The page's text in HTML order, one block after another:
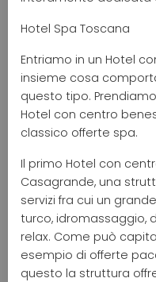
Hotel Spa Toscana
Entriamo in un Hotel
insieme cosa
questo tipo.
Hotel con centro
classico offerte spa.
Il primo Hotel con
Casagrande, una
servizi fra cui un
turco, idromassaggio,
relax. Come può
esempio di offerte
questo la struttura